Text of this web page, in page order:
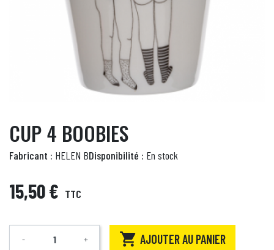
CUP 4 BOOBIES
Fabricant : HELEN BDisponibilité : En stock
15,50 € TTC
Quantité
- +  AJOUTER AU PANIER